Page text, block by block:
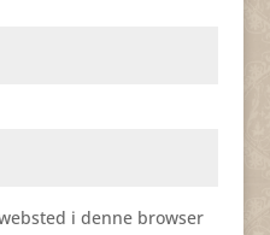
i denne browser